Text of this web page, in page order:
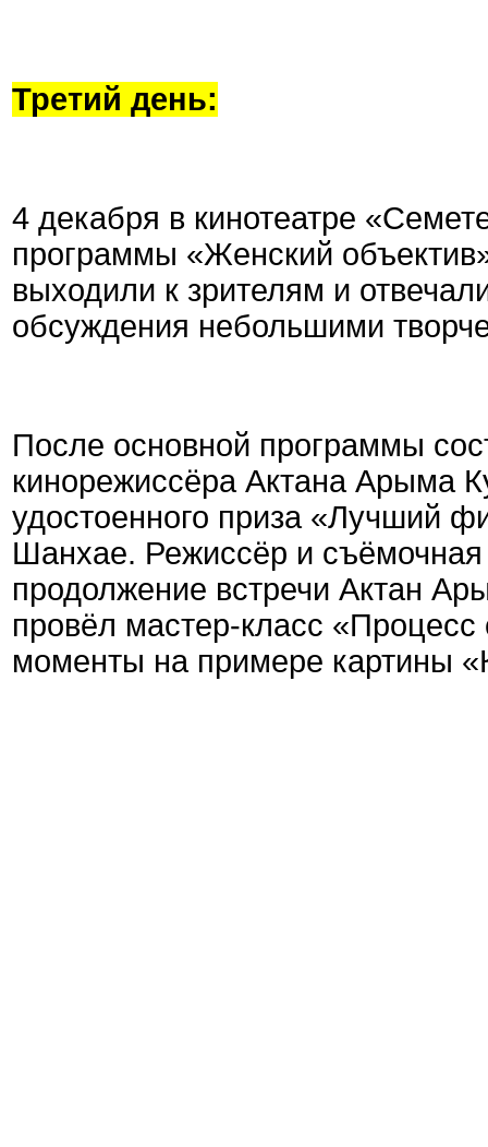
Третий день:
4 декабря в кинотеатре
программы «Женский
выходили к зрителям и
обсуждения небольшими
После основной программы
кинорежиссёра Актана Арыма
удостоенного приза «Лучший
Шанхае. Режиссёр и съёмочная
продолжение встречи Актан
провёл мастер-класс
моменты на примере картины